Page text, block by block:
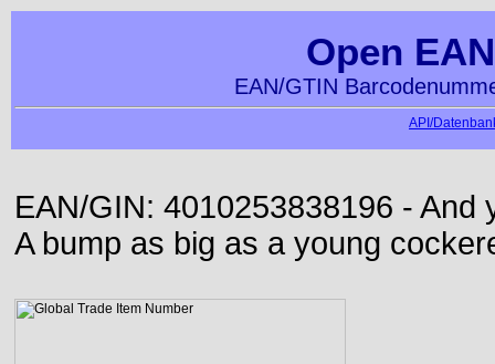
Open
EAN/GTIN
API/
EAN/GIN: 4010253838196 -
A bump as big as a young